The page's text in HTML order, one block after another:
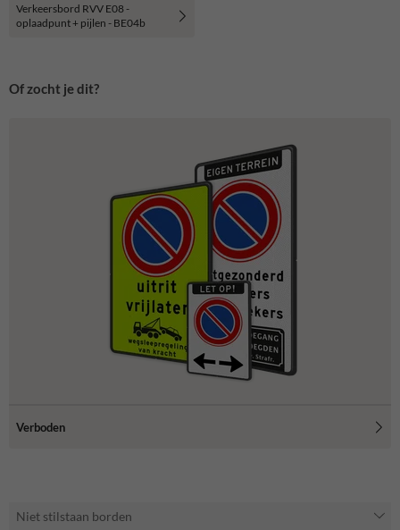
Verkeersbord RVV E08 -
oplaadpunt + pijlen - BE04b
Of zocht je dit?
Verboden
Niet stilstaan borden